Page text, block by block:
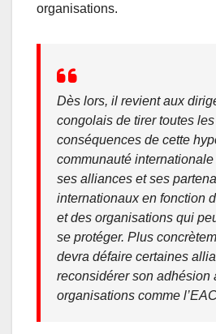
organisations.
Dès lors, il revient aux
congolais de tirer toutes les
conséquences de cette
communauté
ses alliances et ses
internationaux en fonction
et des organisations qui
se protéger. Plus
devra défaire certaines
reconsidérer son adhésion
organisations comme